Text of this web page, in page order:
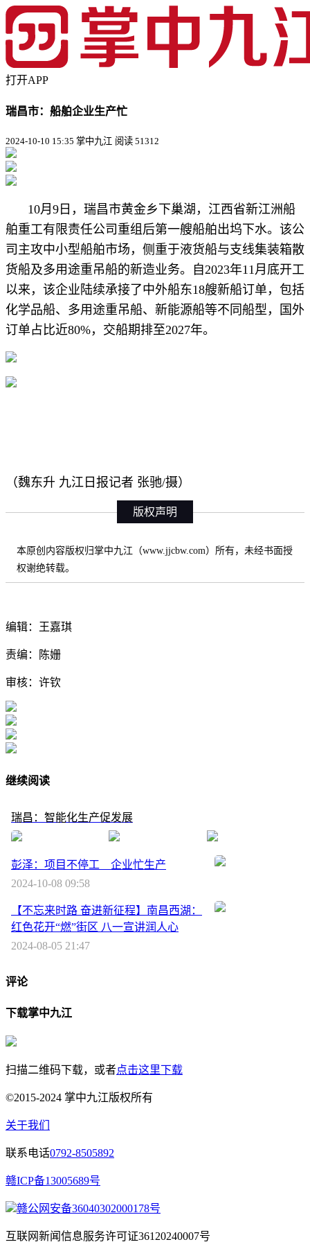
打开APP
瑞昌市：船舶企业生产忙
2024-10-10 15:35 掌中九江 阅读 51312
10月9日，瑞昌市黄金乡下巢湖，江西省新江洲船
舶重工有限责任公司重组后第一艘船舶出坞下水。该公
司主攻中小型船舶市场，侧重于液货船与支线集装箱散
货船及多用途重吊船的新造业务。自2023年11月底开工
以来，该企业陆续承接了中外船东18艘新船订单，包括
化学品船、多用途重吊船、新能源船等不同船型，国外
订单占比近80%，交船期排至2027年。
（魏东升 九江日报记者 张驰/摄）
版权声明
本原创内容版权归掌中九江（www.jjcbw.com）所有，未经书面授
权谢绝转载。
编辑：王嘉琪
责编：陈姗
审核：许钦
继续阅读
瑞昌：智能化生产促发展
彭泽：项目不停工 企业忙生产
2024-10-08 09:58
【不忘来时路 奋进新征程】南昌西湖：
红色花开“燃”街区 八一宣讲润人心
2024-08-05 21:47
评论
下载掌中九江
扫描二维码下载，或者点击这里下载
©2015-2024 掌中九江版权所有
关于我们
联系电话0792-8505892
赣ICP备13005689号
赣公网安备36040302000178号
互联网新闻信息服务许可证36120240007号